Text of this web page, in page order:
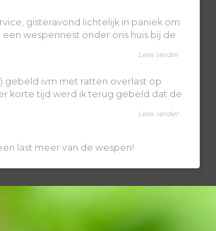
gisteravond lichtelijk in paniek om
een wespennest onder ons huis bij de
Lees verder
gebeld ivm met ratten overlast op
korte tijd werd ik terug gebeld dat de
Lees verder
last meer van de wespen!